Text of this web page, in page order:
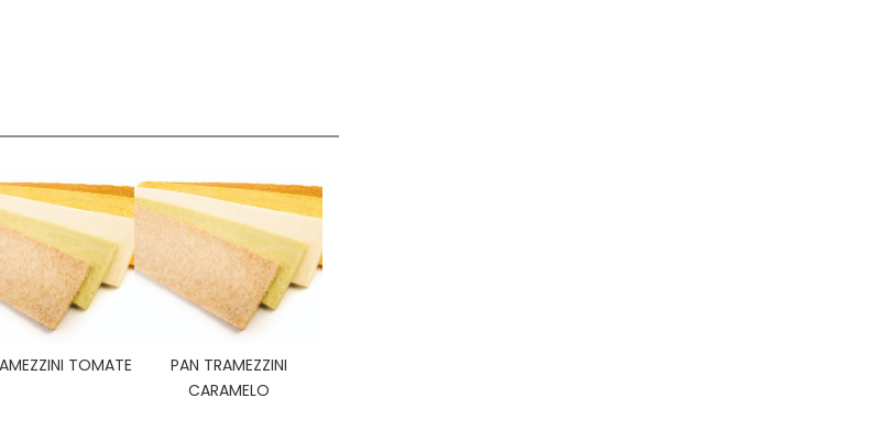
TOMATE
PAN TRAMEZZINI
CARAMELO